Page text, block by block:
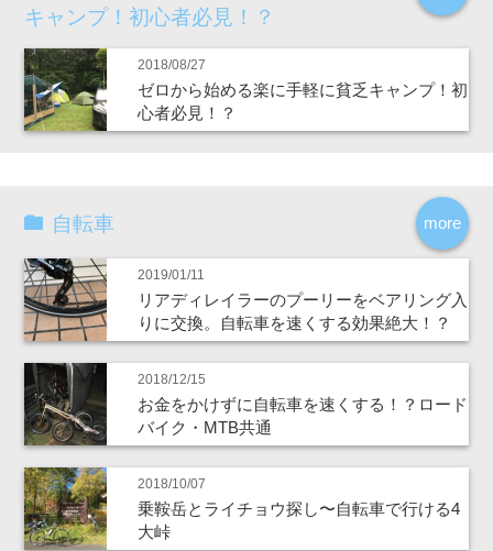
キャンプ！初心者必見！？
2018/08/27
ゼロから始める楽に手軽に貧乏キャンプ！初
心者必見！？
more
自転車
2019/01/11
リアディレイラーのプーリーをベアリング入
りに交換。自転車を速くする効果絶大！？
2018/12/15
お金をかけずに自転車を速くする！？ロード
バイク・MTB共通
2018/10/07
乗鞍岳とライチョウ探し〜自転車で行ける4
大峠